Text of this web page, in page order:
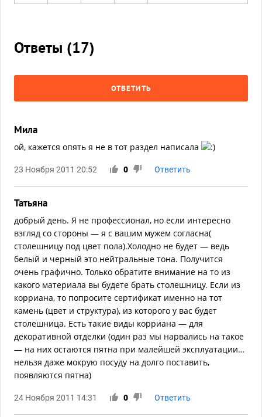
Ответы (17)
ОТВЕТИТЬ
Мила
ой, кажется опять я не в тот раздел написала
23 Ноября 2011 20:52 0 Ответить
Татьяна
добрый день. Я не профессионал, но если интересно
взгляд со стороны — я с вашим мужем согласна(
столешницу под цвет пола).Холодно не будет — ведь
белый и черный это нейтральные тона. Получится
очень графично. Только обратите внимание на то из
какого материала вы будете брать столешницу. Если из
корриана, то попросите сертификат именно на тот
камень (цвет и структура), из которого у вас будет
столешница. Есть такие виды корриана — для
декоративной отделки (один раз мы нарвались на такое
— на них остаются пятна при малейшей эксплуатации…
нельзя даже мокрую посуду на долго поставить,
появляются пятна)
24 Ноября 2011 14:31 0 Ответить